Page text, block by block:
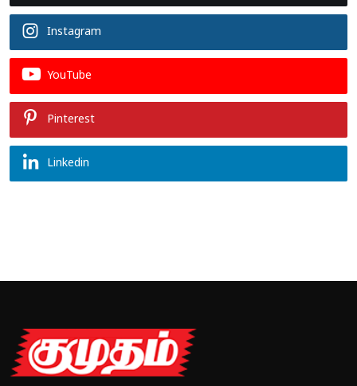
Instagram
YouTube
Pinterest
Linkedin